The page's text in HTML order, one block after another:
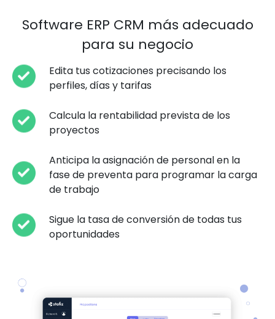
Software ERP CRM más adecuado
para su negocio
Edita tus cotizaciones precisando los
perfiles, días y tarifas
Calcula la rentabilidad prevista de los
proyectos
Anticipa la asignación de personal en la
fase de preventa para programar la carga
de trabajo
Sigue la tasa de conversión de todas tus
oportunidades